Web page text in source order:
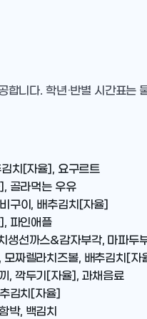
합니다. 학년·반별 시간표는
치[자율], 요구르트
골라먹는 우유
구이, 배추김치[자율]
파인애플
생선까스&감자부각, 마파두
짜렐라치즈볼, 배추김치[자
, 깍두기[자율], 과채음료
김치[자율]
박, 백김치